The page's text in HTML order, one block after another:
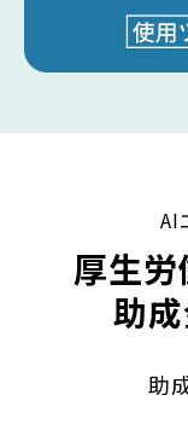
AI
厚生
助
助